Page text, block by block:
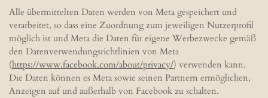
Alle übermittelten Daten werden von Meta gespeichert und
verarbeitet, so dass eine Zuordnung zum jeweiligen Nutzerprofil
möglich ist und Meta die Daten für eigene Werbezwecke gemäß
den Datenverwendungsrichtlinien von Meta
(https://www.facebook.com/about/privacy/) verwenden kann.
Die Daten können es Meta sowie seinen Partnern ermöglichen,
Anzeigen auf und außerhalb von Facebook zu schalten.